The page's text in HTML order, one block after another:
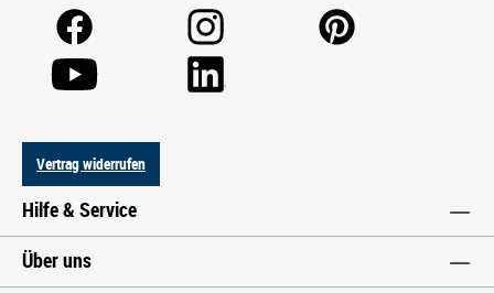
Vertrag widerrufen
Hilfe & Service
Über uns